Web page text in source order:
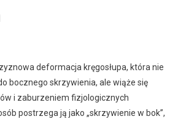
deformacja kręgosłupa, która nie
bocznego skrzywienia, ale wiąże się
i zaburzeniem fizjologicznych
postrzega ją jako „skrzywienie w bok”,